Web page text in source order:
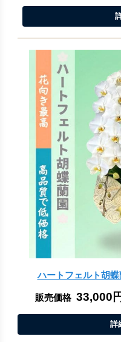
ハートフェルト胡
販売価格 33,000